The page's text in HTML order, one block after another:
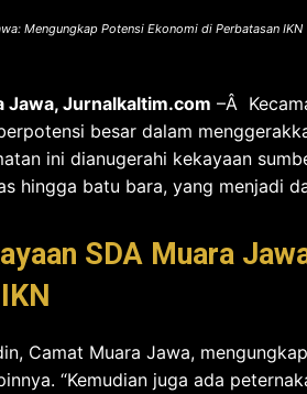
Mengungkap Potensi Ekonomi di Perbatasan IKN
Jawa, Jurnalkaltim.com –Â
besar dalam
ini dianugerahi kekayaan
hingga batu bara, yang menjadi
SDA Muara
Camat Muara Jawa,
“Kemudian juga ada